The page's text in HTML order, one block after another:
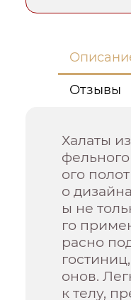
Отзывы
Халаты
ого
о
ы не
го
расно
онов.
к телу,